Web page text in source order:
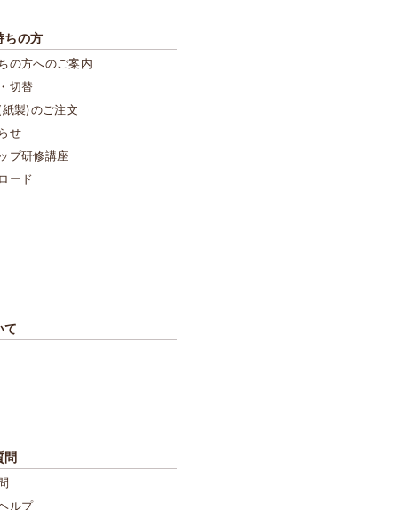
ちの方
の方へのご案内
切替
製)のご注文
せ
プ研修講座
ード
て
問
ルプ